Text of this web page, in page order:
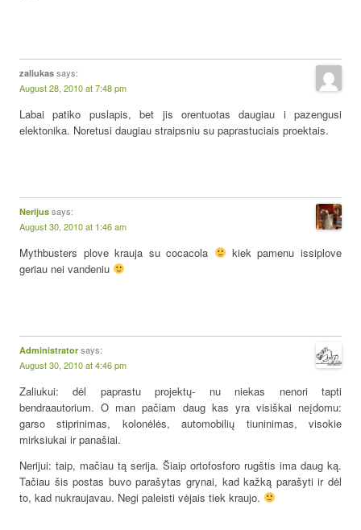
zaliukas says:
August 28, 2010 at 7:48 pm
Labai patiko puslapis, bet jis orentuotas daugiau i pazengusi
elektonika. Noretusi daugiau straipsniu su paprastuciais proektais.
Nerijus says:
August 30, 2010 at 1:46 am
Mythbusters plove krauja su cocacola
kiek pamenu issiplove
geriau nei vandeniu
Administrator says:
August 30, 2010 at 4:46 pm
Zaliukui: dėl paprastu projektų- nu niekas nenori tapti
bendraautorium. O man pačiam daug kas yra visiškai neįdomu:
garso stiprinimas, kolonėlės, automobilių tiuninimas, visokie
mirksiukai ir panašiai.
Nerijui: taip, mačiau tą serija. Šiaip ortofosforo rugštis ima daug ką.
Tačiau šis postas buvo parašytas grynai, kad kažką parašyti ir dėl
to, kad nukraujavau. Negi paleisti vėjais tiek kraujo.